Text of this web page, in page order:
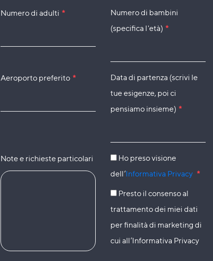
Numero di adulti *
Numero di bambini
(specifica l'età) *
Aeroporto preferito *
Data di partenza (scrivi le
tue esigenze, poi ci
pensiamo insieme) *
Note e richieste particolari
Ho preso visione
dell’Informativa Privacy *
Presto il consenso al
trattamento dei miei dati
per finalità di marketing di
cui all’Informativa Privacy